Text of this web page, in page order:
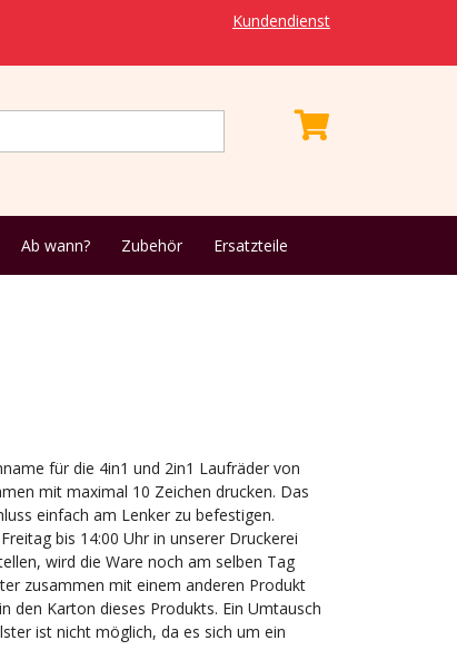
Kundendienst
Ab wann? Zubehör Ersatzteile
für die 4in1 und 2in1 Laufräder von
mit maximal 10 Zeichen drucken. Das
einfach am Lenker zu befestigen.
bis 14:00 Uhr in unserer Druckerei
wird die Ware noch am selben Tag
zusammen mit einem anderen Produkt
den Karton dieses Produkts. Ein Umtausch
ist nicht möglich, da es sich um ein